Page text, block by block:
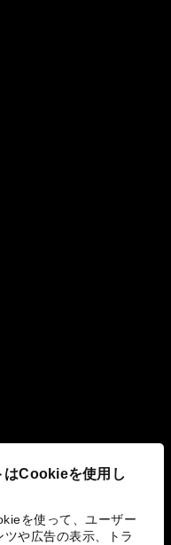
はCookieを使用し
を使って、ユーザー
や広告の表示、トラ